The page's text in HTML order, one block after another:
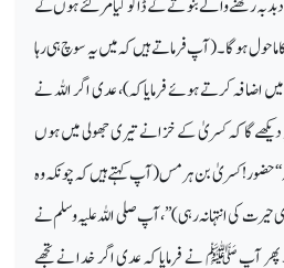
رکھنے والے بنو تے کے ڈاکو کیا مر گئے ہوں گے
ہو گا۔ (آپ فرماتے ہیں کہ میں یہ سوچ ہی رہا
کرتے ہوئے فرمایا کہ)، عدی اگر اللہ نے
دیکھے گا کہ کسریٰ کے خزانے تیری جھولی میں ہوں
کسریٰ بن ہرمس (آپ کہتے ہیں کہ چونکہ وہ
کی انتہا نہ رہی)’’، آپ صلی اللہ علیہ وسلم نے
پھر آپ ﷺ نے فرمایا کہ عدی اگر خدا نے تجھے